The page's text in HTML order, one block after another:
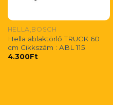
HELLA,BOSCH
Hella ablaktörlő TRUCK 60
cm Cikkszám : ABL 115
4.300Ft